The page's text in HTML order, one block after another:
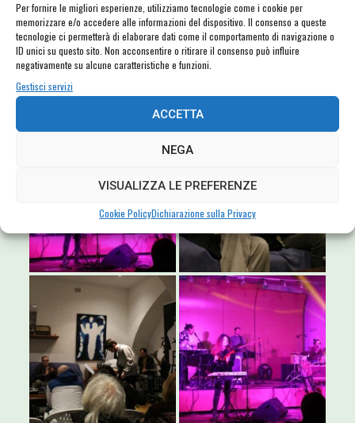
Per fornire le migliori esperienze, utilizziamo tecnologie come i cookie per
memorizzare e/o accedere alle informazioni del dispositivo. Il consenso a queste
tecnologie ci permetterà di elaborare dati come il comportamento di navigazione o
ID unici su questo sito. Non acconsentire o ritirare il consenso può influire
negativamente su alcune caratteristiche e funzioni.
Gestisci servizi
ACCETTA
NEGA
VISUALIZZA LE PREFERENZE
Cookie PolicyDichiarazione sulla Privacy